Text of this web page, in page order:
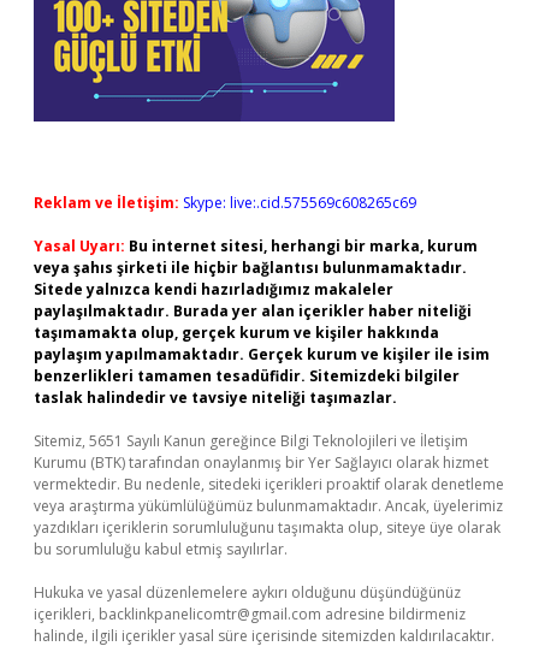
Reklam ve İletişim: Skype: live:.cid.575569c608265c69
Yasal Uyarı: Bu internet sitesi, herhangi bir marka, kurum
veya şahıs şirketi ile hiçbir bağlantısı bulunmamaktadır.
Sitede yalnızca kendi hazırladığımız makaleler
paylaşılmaktadır. Burada yer alan içerikler haber niteliği
taşımamakta olup, gerçek kurum ve kişiler hakkında
paylaşım yapılmamaktadır. Gerçek kurum ve kişiler ile isim
benzerlikleri tamamen tesadüfidir. Sitemizdeki bilgiler
taslak halindedir ve tavsiye niteliği taşımazlar.
Sitemiz, 5651 Sayılı Kanun gereğince Bilgi Teknolojileri ve İletişim
Kurumu (BTK) tarafından onaylanmış bir Yer Sağlayıcı olarak hizmet
vermektedir. Bu nedenle, sitedeki içerikleri proaktif olarak denetleme
veya araştırma yükümlülüğümüz bulunmamaktadır. Ancak, üyelerimiz
yazdıkları içeriklerin sorumluluğunu taşımakta olup, siteye üye olarak
bu sorumluluğu kabul etmiş sayılırlar.
Hukuka ve yasal düzenlemelere aykırı olduğunu düşündüğünüz
içerikleri, backlinkpanelicomtr@gmail.com adresine bildirmeniz
halinde, ilgili içerikler yasal süre içerisinde sitemizden kaldırılacaktır.